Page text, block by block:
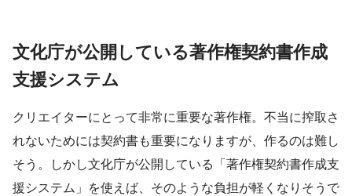
文化庁が公開している著作権契約書作成
支援システム
クリエイターにとって非常に重要な著作権。不当に搾取さ
れないためには契約書も重要になりますが、作るのは難し
そう。しかし文化庁が公開している「著作権契約書作成支
援システム」を使えば、そのような負担が軽くなりそうで